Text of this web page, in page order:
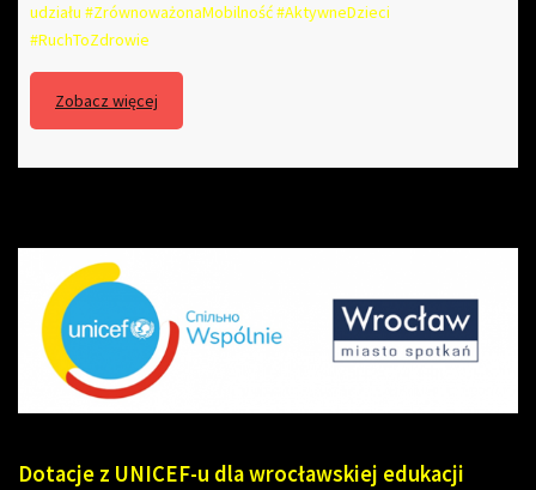
udziału #ZrównoważonaMobilność #AktywneDzieci
#RuchToZdrowie
Zobacz więcej
Dotacje z UNICEF-u dla wrocławskiej edukacji